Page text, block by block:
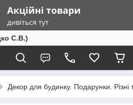
С.В.)
Декор для будинку. Подарунки.